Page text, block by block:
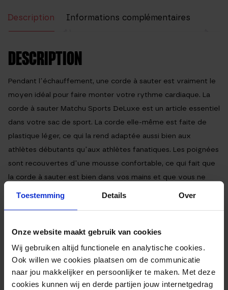
Toestemming Details Over
Onze website maakt gebruik van cookies
Wij gebruiken altijd functionele en analytische cookies.
Ook willen we cookies plaatsen om de communicatie
naar jou makkelijker en persoonlijker te maken. Met deze
cookies kunnen wij en derde partijen jouw internetgedrag
Description
Informations complémentaires
DESCRIPTION
Pendant l’échauffement, une corde à sauter est vraiment le
moyen idéal pour faire monter votre rythme cardiaque. La
corde à sauter Matchu Sports DeLuxe est un article essentiel
dans votre sac de sport. La corde elle-même est faite de
plastique léger, ce qui la rend adaptée aussi bien aux
athlètes débutants qu’aux athlètes fanatiques. Les poignées
sont recouvertes d’une mousse confortable, ce qui fait que
la corde à sauter est bien dans vos mains et que vous ne
souffrirez pas en sautant.
DES INFORMATIONS SUR LA CORDE À
SAUTER DE LUXE :
corde légère
Des poignées très confortables
Facile à transporter